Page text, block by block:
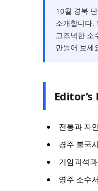
10월 경북
소개합니다.
고즈넉한 소
만들어 보세
Editor’s
전통과 자
경주 불국
기암괴석
영주 소수